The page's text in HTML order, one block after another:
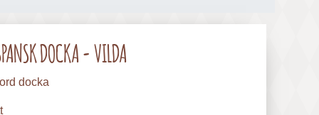
DOCKA - VILDA
docka